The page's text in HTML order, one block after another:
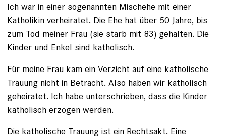
Ich war in einer sogenannten Mischehe mit einer
Katholikin verheiratet. Die Ehe hat über 50 Jahre, bis
zum Tod meiner Frau (sie starb mit 83) gehalten. Die
Kinder und Enkel sind katholisch.
Für meine Frau kam ein Verzicht auf eine katholische
Trauung nicht in Betracht. Also haben wir katholisch
geheiratet. Ich habe unterschrieben, dass die Kinder
katholisch erzogen werden.
Die katholische Trauung ist ein Rechtsakt. Eine